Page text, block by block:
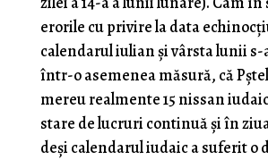
erorile cu privire la data
calendarul iulian și vârsta lunii
într-o asemenea măsură, că
mereu realmente 15 nissan
stare de lucruri continuă și în
deși calendarul iudaic a suferit o